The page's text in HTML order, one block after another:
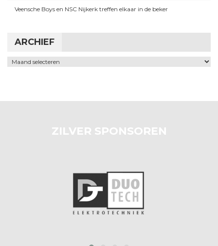
Veensche Boys en NSC Nijkerk treffen elkaar in de beker
ARCHIEF
Archief
ZILVER SPONSOREN